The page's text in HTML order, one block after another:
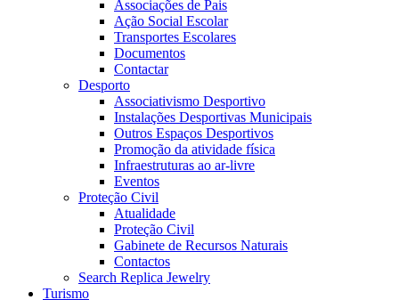
Associações de Pais
Ação Social Escolar
Transportes Escolares
Documentos
Contactar
Desporto
Associativismo Desportivo
Instalações Desportivas Municipais
Outros Espaços Desportivos
Promoção da atividade física
Infraestruturas ao ar-livre
Eventos
Proteção Civil
Atualidade
Proteção Civil
Gabinete de Recursos Naturais
Contactos
Search Replica Jewelry
Turismo